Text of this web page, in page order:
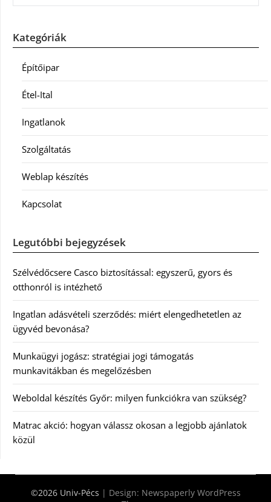
Kategóriák
Építőipar
Étel-Ital
Ingatlanok
Szolgáltatás
Weblap készítés
Kapcsolat
Legutóbbi bejegyzések
Szélvédőcsere Casco biztosítással: egyszerű, gyors és
otthonról is intézhető
Ingatlan adásvételi szerződés: miért elengedhetetlen az
ügyvéd bevonása?
Munkaügyi jogász: stratégiai jogi támogatás
munkavitákban és megelőzésben
Weboldal készítés Győr: milyen funkciókra van szükség?
Matrac akció: hogyan válassz okosan a legjobb ajánlatok
közül
©2026 Univ-Pécs | Design: Newspaperly WordPress